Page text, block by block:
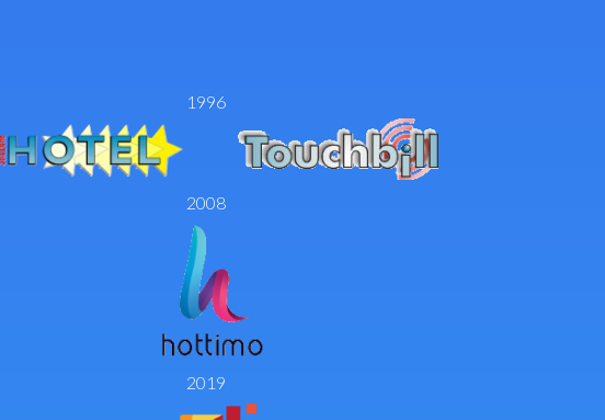
1996
2008
2019